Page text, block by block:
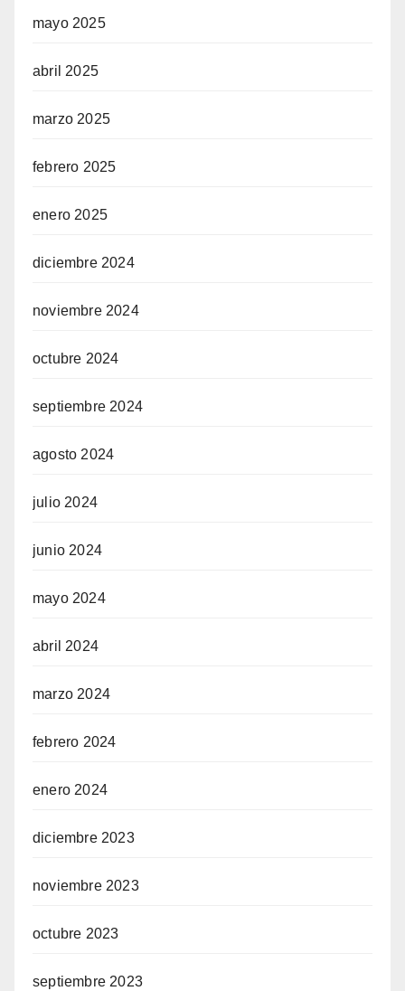
mayo 2025
abril 2025
marzo 2025
febrero 2025
enero 2025
diciembre 2024
noviembre 2024
octubre 2024
septiembre 2024
agosto 2024
julio 2024
junio 2024
mayo 2024
abril 2024
marzo 2024
febrero 2024
enero 2024
diciembre 2023
noviembre 2023
octubre 2023
septiembre 2023